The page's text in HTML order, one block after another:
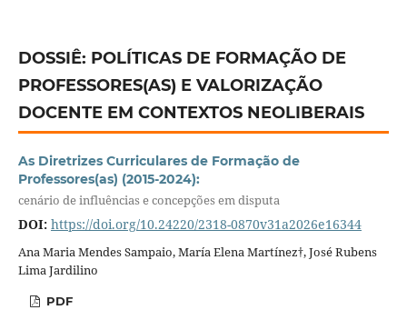
DOSSIÊ: POLÍTICAS DE FORMAÇÃO DE
PROFESSORES(AS) E VALORIZAÇÃO
DOCENTE EM CONTEXTOS NEOLIBERAIS
As Diretrizes Curriculares de Formação de
Professores(as) (2015-2024):
cenário de influências e concepções em disputa
DOI: https://doi.org/10.24220/2318-0870v31a2026e16344
Ana Maria Mendes Sampaio, María Elena Martínez†, José Rubens
Lima Jardilino
PDF